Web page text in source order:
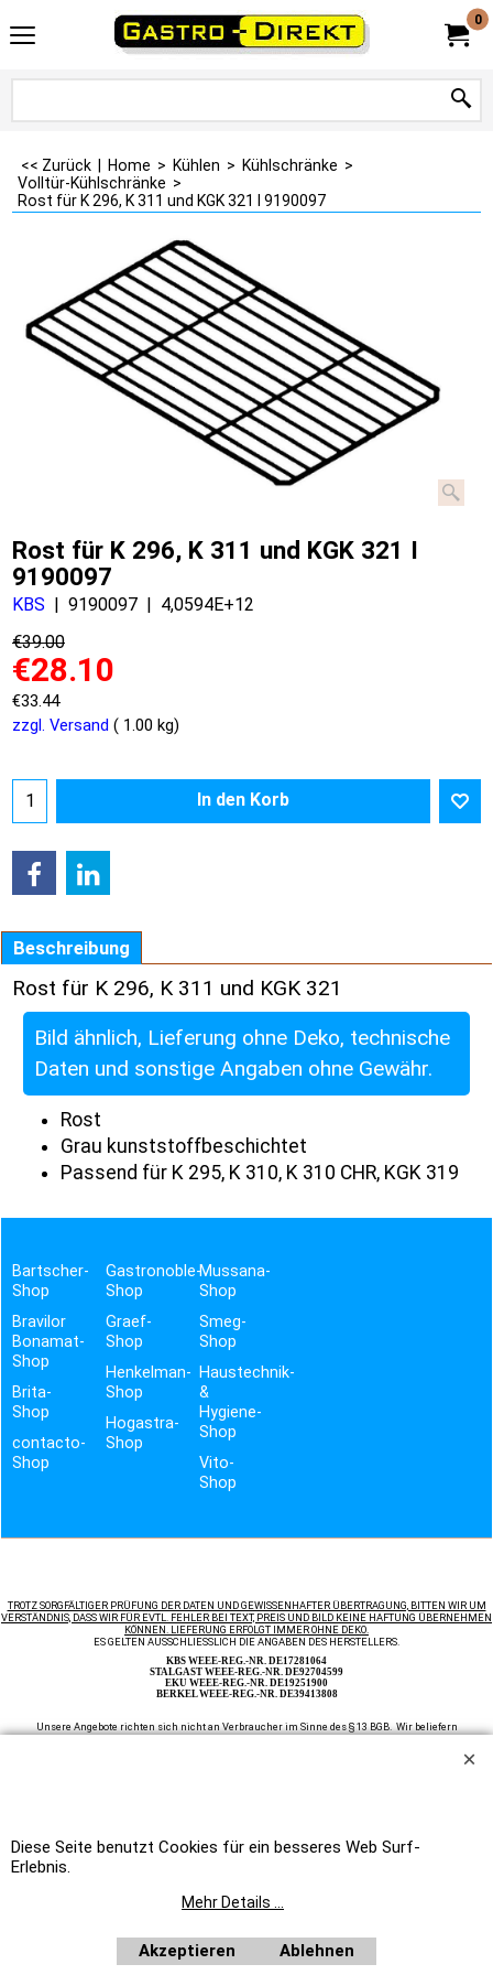
0
<< Zurück Home > Kühlen > Kühlschränke >
Volltür-Kühlschränke >
Rost für K 296, K 311 und KGK 321 I 9190097
Rost für K 296, K 311 und KGK 321 I
9190097
KBS 9190097
4,0594E+12
€39.00
€28.10
€33.44
zzgl. Versand
1.00 kg
In den Korb
Beschreibung
Rost für K 296, K 311 und KGK 321
Bild ähnlich, Lieferung ohne Deko, technische
Daten und sonstige Angaben ohne Gewähr.
Rost
Grau kunststoffbeschichtet
Passend für K 295, K 310, K 310 CHR, KGK 319
Bartscher-
Shop
Bravilor
Bonamat-
Shop
Brita-
Shop
contacto-
Shop
Gastronoble-
Shop
Graef-
Shop
Henkelman-
Shop
Hogastra-
Shop
Mussana-
Shop
Smeg-
Shop
Haustechnik-
&
Hygiene-
Shop
Vito-
Shop
TROTZ SORGFÄLTIGER PRÜFUNG DER DATEN UND GEWISSENHAFTER ÜBERTRAGUNG, BITTEN WIR UM
VERSTÄNDNIS, DASS WIR FÜR EVTL. FEHLER BEI TEXT, PREIS UND BILD KEINE HAFTUNG ÜBERNEHMEN
KÖNNEN. LIEFERUNG ERFOLGT IMMER OHNE DEKO.
ES GELTEN AUSSCHLIESSLICH DIE ANGABEN DES HERSTELLERS.
KBS WEEE-REG.-NR. DE17281064
STALGAST WEEE-REG.-NR. DE92704599
EKU WEEE-REG.-NR. DE19251900
BERKEL WEEE-REG.-NR. DE39413808
Unsere Angebote richten sich nicht an Verbraucher im Sinne des § 13 BGB. Wir beliefern
ausschließlich Unternehmer im Sinne des § 14 BGB. Zu unseren Kunden zählen wir Industrie,
Diese Seite benutzt Cookies für ein besseres Web Surf-
Erlebnis.
Mehr Details ...
Akzeptieren Ablehnen